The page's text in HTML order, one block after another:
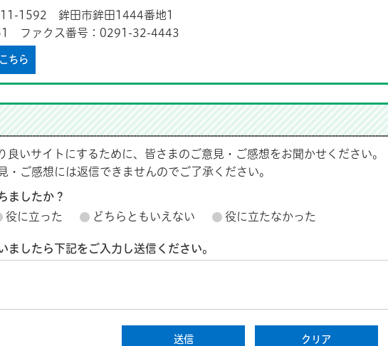
1592 鉾田市鉾田1444番地1
ファクス番号：0291-32-4443
ちら
良いサイトにするために、皆さまのご意見・ご感想をお聞かせください。
・ご感想には返信できませんのでご了承ください。
ましたか？
役に立った どちらともいえない 役に立たなかった
ましたら下記をご入力し送信ください。